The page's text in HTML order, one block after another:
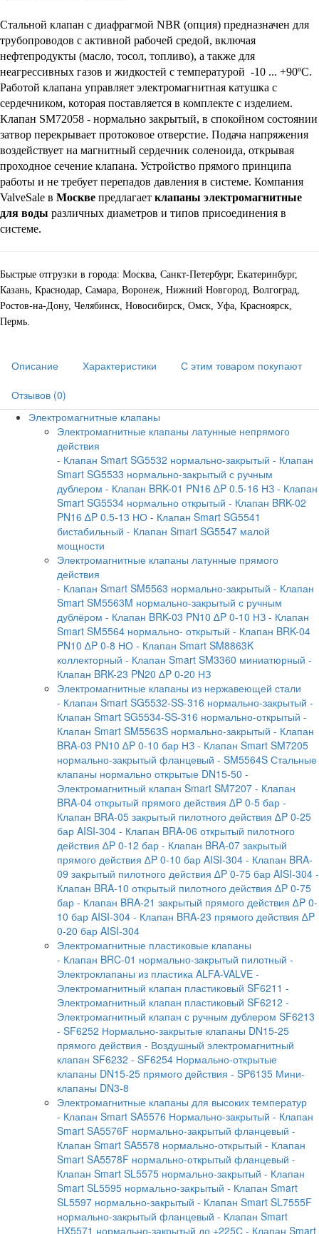
Стальной клапан с диафрагмой NBR (опция) предназначен для
трубопроводов с активной рабочей средой, включая
нефтепродукты (масло, тосол, топливо), а также для
неагрессивных газов и жидкостей с температурой  -10 ... +90ºС.
Работой клапана управляет электромагнитная катушка с
сердечником, которая поставляется в комплекте с изделием.
Клапан SM72058 - нормально закрытый, в спокойном состоянии
затвор перекрывает протоковое отверстие. Подача напряжения
воздействует на магнитный сердечник соленоида, открывая
проходное сечение клапана. Устройство прямого принципа
работы и не требует перепадов давления в системе. Компания
ValveSale в Москве предлагает клапаны электромагнитные
для воды различных диаметров и типов присоединения в
системе.
Быстрые отгрузки в города: Москва, Санкт-Петербург, Екатеринбург,
Казань, Краснодар, Самара, Воронеж, Нижний Новгород, Волгоград,
Ростов-на-Дону, Челябинск, Новосибирск, Омск, Уфа, Красноярск,
Пермь.
Описание Характеристики С этим товаром покупают
Отзывов (0)
Электромагнитные клапаны
Электромагнитные клапаны латунные непрямого
действия
- Клапан Smart SG5532 нормально-закрытый - Клапан
Smart SG5533 нормально-закрытый с ручным
дублером - Клапан BRK-01 PN16 ∆P 0.5-16 НЗ - Клапан
Smart SG5534 нормально открытый - Клапан BRK-02
PN16 ∆P 0.5-13 НО - Клапан Smart SG5541
бистабильный - Клапан Smart SG5547 малой
мощности
Электромагнитные клапаны латунные прямого
действия
- Клапан Smart SM5563 нормально-закрытый - Клапан
Smart SM5563M нормально-закрытый с ручным
дублёром - Клапан BRK-03 PN10 ∆P 0-10 НЗ - Клапан
Smart SM5564 нормально- открытый - Клапан BRK-04
PN10 ∆P 0-8 НО - Клапан Smart SM8863K
коллекторный - Клапан Smart SM3360 миниатюрный -
Клапан BRK-23 PN20 ∆P 0-20 НЗ
Электромагнитные клапаны из нержавеющей стали
- Клапан Smart SG5532-SS-316 нормально-закрытый -
Клапан Smart SG5534-SS-316 нормально-открытый -
Клапан Smart SM5563S нормально-закрытый - Клапан
BRA-03 PN10 ∆P 0-10 бар НЗ - Клапан Smart SM7205
нормально-закрытый фланцевый - SM5564S Стальные
клапаны нормально открытые DN15-50 -
Электромагнитный клапан Smart SM7207 - Клапан
BRA-04 открытый прямого действия ∆P 0-5 бар -
Клапан BRA-05 закрытый пилотного действия ∆P 0-25
бар AISI-304 - Клапан BRA-06 открытый пилотного
действия ∆P 0-12 бар - Клапан BRA-07 закрытый
прямого действия ∆P 0-10 бар AISI-304 - Клапан BRA-
09 закрытый пилотного действия ∆P 0-75 бар AISI-304 -
Клапан BRA-10 открытый пилотного действия ∆P 0-75
бар - Клапан BRA-21 закрытый прямого действия ∆P 0-
10 бар AISI-304 - Клапан BRA-23 прямого действия ∆P
0-20 бар AISI-304
Электромагнитные пластиковые клапаны
- Клапан BRC-01 нормально-закрытый пилотный -
Электроклапаны из пластика ALFA-VALVE -
Электромагнитный клапан пластиковый SF6211 -
Электромагнитный клапан пластиковый SF6212 -
Электромагнитный клапан с ручным дублером SF6213
- SF6252 Нормально-закрытые клапаны DN15-25
прямого действия - Воздушный электромагнитный
клапан SF6232 - SF6254 Нормально-открытые
клапаны DN15-25 прямого действия - SP6135 Мини-
клапаны DN3-8
Электромагнитные клапаны для высоких температур
- Клапан Smart SA5576 Нормально-закрытый - Клапан
Smart SA5576F нормально-закрытый фланцевый -
Клапан Smart SA5578 нормально-открытый - Клапан
Smart SA5578F нормально-открытый фланцевый -
Клапан Smart SL5575 нормально-закрытый - Клапан
Smart SL5595 нормально-закрытый - Клапан Smart
SL5597 нормально-закрытый - Клапан Smart SL7555F
нормально-закрытый фланцевый - Клапан Smart
HX5571 нормально-закрытый до +225С - Клапан Smart